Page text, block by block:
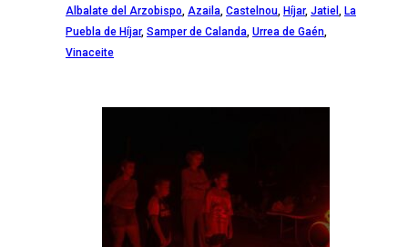
Albalate del Arzobispo, Azaila, Castelnou, Híjar, Jatiel , La
Puebla de Híjar, Samper de Calanda, Urrea de Gaén,
Vinaceite